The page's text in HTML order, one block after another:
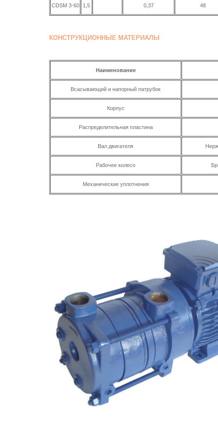
CDSM 3-60 1,5 0,37 48
КОНСТРУКЦИОННЫЕ МАТЕРИАЛЫ
Наименование
Всасывающий и напорный патрубок
Корпус
Распределительная пластина
Вал двигателя
Рабочее колесо
Механические уплотнения